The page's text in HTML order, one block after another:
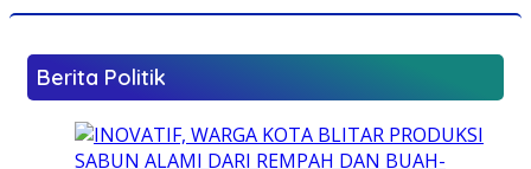
Berita Politik